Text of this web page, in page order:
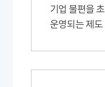
기업 불편을
운영되는 제도